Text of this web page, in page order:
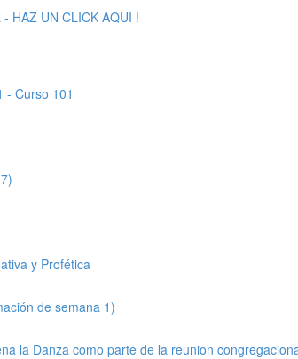
- HAZ UN CLICK AQUI !
- Curso 101
y Profética
de semana 1)
la Danza como parte de la reunion